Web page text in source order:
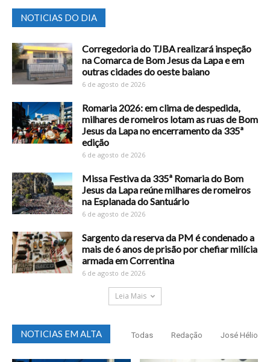
NOTICIAS DO DIA
Corregedoria do TJBA realizará inspeção
na Comarca de Bom Jesus da Lapa e em
outras cidades do oeste baiano
6 de agosto de 2026
Romaria 2026: em clima de despedida,
milhares de romeiros lotam as ruas de Bom
Jesus da Lapa no encerramento da 335ª
edição
6 de agosto de 2026
Missa Festiva da 335ª Romaria do Bom
Jesus da Lapa reúne milhares de romeiros
na Esplanada do Santuário
6 de agosto de 2026
Sargento da reserva da PM é condenado a
mais de 6 anos de prisão por chefiar milícia
armada em Correntina
6 de agosto de 2026
Leia Mais
NOTICIAS EM ALTA Todas Redação José Hélio